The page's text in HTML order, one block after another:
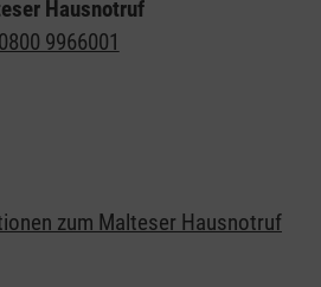
und unbeschwert zu Hause
Das kleine, handliche Gerät
am Handgelenk getragen
auch als Halskette.
weitere Informationen zum
Hausnotruf
0800 9966001
zum Malteser Hausnotruf